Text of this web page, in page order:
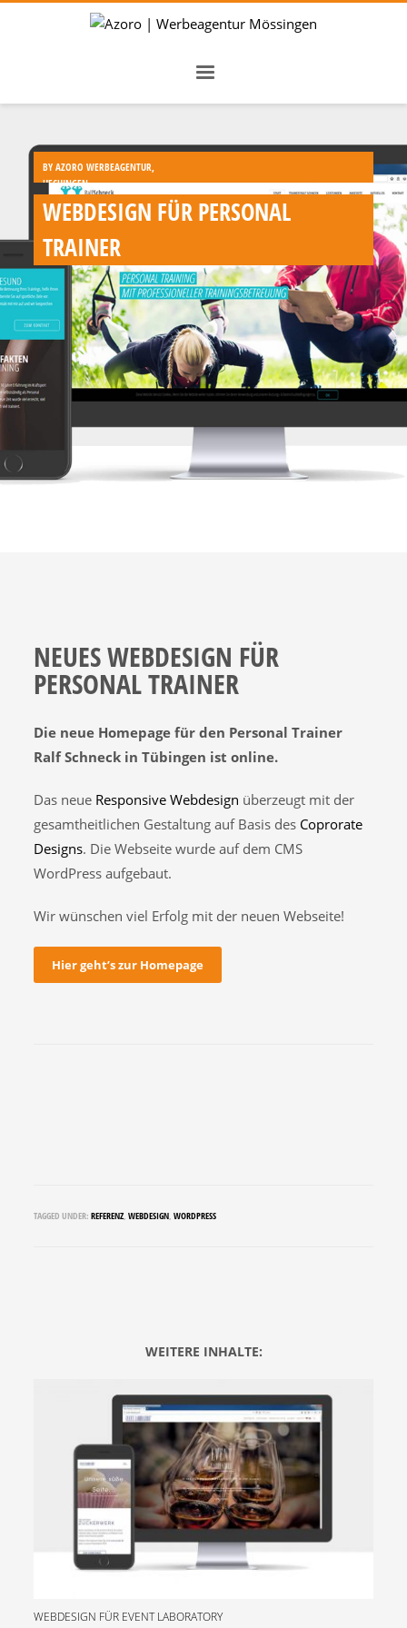
WEBDESIGN FÜR PERSONAL
TRAINER
BYAZORO WERBEAGENTUR,
HECHINGEN,
NEUES WEBDESIGN FÜR
PERSONAL TRAINER
Die neue Homepage für den Personal Trainer
Ralf Schneck in Tübingen ist online.
Das neue Responsive Webdesign überzeugt mit der
gesamtheitlichen Gestaltung auf Basis des Coprorate
Designs. Die Webseite wurde auf dem CMS
WordPress aufgebaut.
Wir wünschen viel Erfolg mit der neuen Webseite!
Hier geht’s zur Homepage
TAGGED UNDER: REFERENZ,WEBDESIGN,WORDPRESS
WEITERE INHALTE:
WEBDESIGN FÜR EVENT LABORATORY